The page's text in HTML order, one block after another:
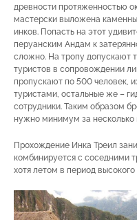
древности протяженностью
мастерски выложена
инков. Попасть на этот
перуанским Андам к
сложно. На тропу допускают
туристов в сопровождении
пропускают по 500 человек,
туристами, остальные же –
сотрудники. Таким образом
нужно минимум за несколько
Прохождение Инка Треил
комбинируется с соседними
хотя летом в период